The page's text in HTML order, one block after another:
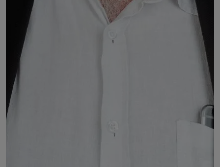
Frédéric BOCHARD
l'Union régionale de la Confédération générale du